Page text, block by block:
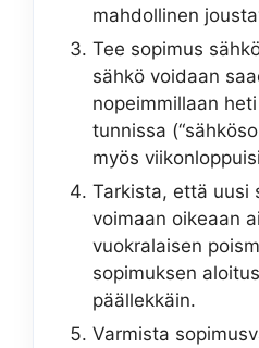
mahdollinen
Tee sopimus
sähkö voidaan
nopeimmillaan
tunnissa
myös
Tarkista, että uusi
voimaan oikeaan
vuokralaisen
sopimuksen
päällekkäin.
Varmista